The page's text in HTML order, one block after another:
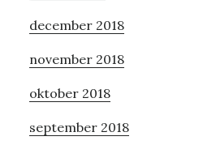
december 2018
november 2018
oktober 2018
september 2018